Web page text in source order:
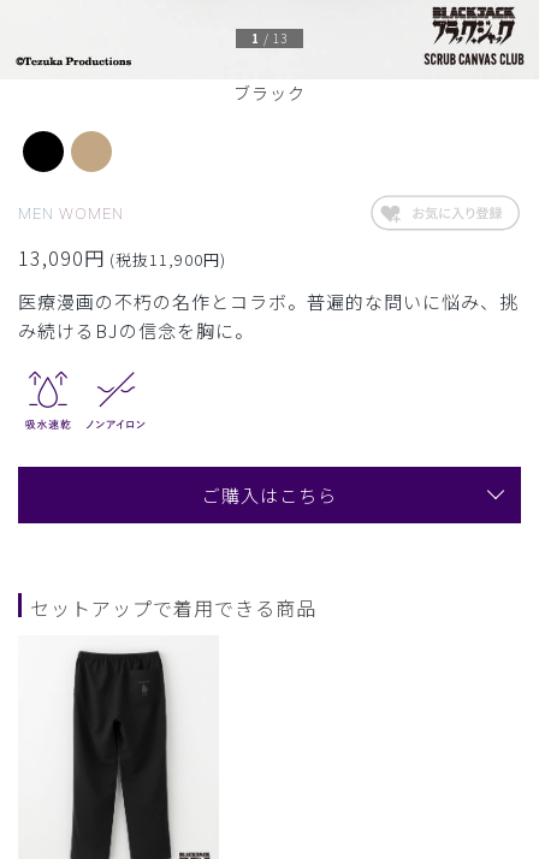
ブラック
1 / 13
MEN WOMEN
13,090円 (税抜11,900円)
医療漫画の不朽の名作とコラボ。普遍的な問いに悩み、挑
み続けるBJの信念を胸に。
ご購入はこちら
セットアップで着用できる商品